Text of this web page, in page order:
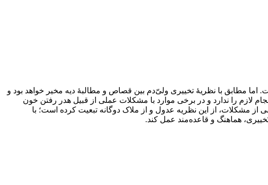
مطابق با نظریۀ تخییری ولیّ‌دم بین قصاص و مطالبۀ دیه مخیر خواهد بود و
لازم را ندارد و در برخی موارد با مشکلات عملی از قبیل هدر رفتن خون
اولیای دم مواجه خواهد شد. قانونگذار در قانون مجازات اسلامی مصوب 92 برای رفع بعضی از مشکلات، از این نظریه عدول و از ملاک دوگانه تبعیت کرده است؛ با
هماهنگ و قاعده‌مند عمل کند.